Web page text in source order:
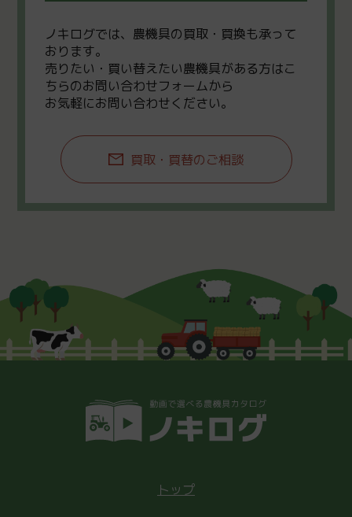
ノキログでは、農機具の買取・買換も承って
おります。
売りたい・買い替えたい農機具がある方はこ
ちらのお問い合わせフォームから
お気軽にお問い合わせください。
買取・買替のご相談
トップ